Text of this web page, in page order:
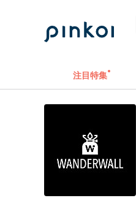
注目特集